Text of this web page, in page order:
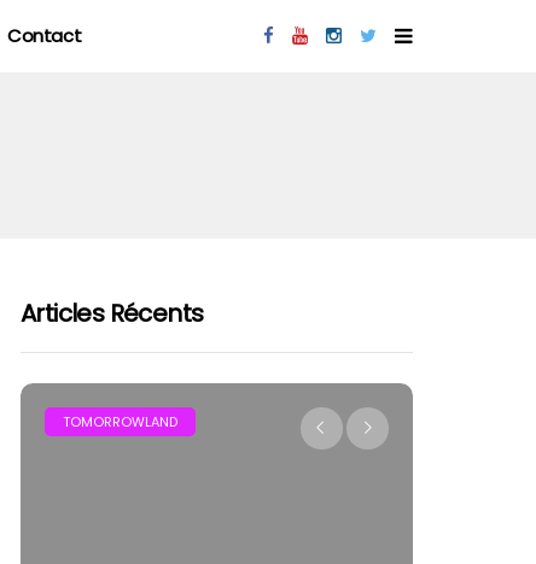
Contact
Articles Récents
TOMORROWLAND